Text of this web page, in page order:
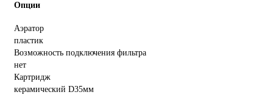
Опции
Аэратор
пластик
Возможность подключения фильтра
нет
Картридж
керамический D35мм